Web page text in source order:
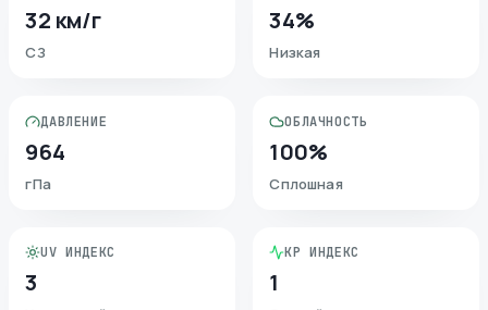
32 км/г
СЗ
34%
Низкая
ДАВЛЕНИЕ
964
гПа
ОБЛАЧНОСТЬ
100%
Сплошная
UV ИНДЕКС
3
KP ИНДЕКС
1